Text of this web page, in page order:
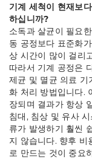
기계 세척이 현재보
하십니까?
소독과 살균이 필요
동 공정보다 표준화
상 시간이 많이 걸리
따라서 기계 공정은
제균 및 멸균 의료 기
화 처리 방법입니다.
장되며 결과가 항상
침대, 침상 및 유사
류가 발생하기 훨씬
지 않습니다. 향후 비
로 만드는 것이 중요